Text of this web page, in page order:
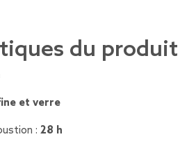
du produit
et verre
: 28 h